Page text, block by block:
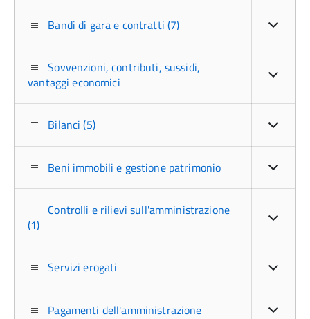
Bandi di gara e contratti (7)
Sovvenzioni, contributi, sussidi,
vantaggi economici
Bilanci (5)
Beni immobili e gestione patrimonio
Controlli e rilievi sull'amministrazione
(1)
Servizi erogati
Pagamenti dell'amministrazione